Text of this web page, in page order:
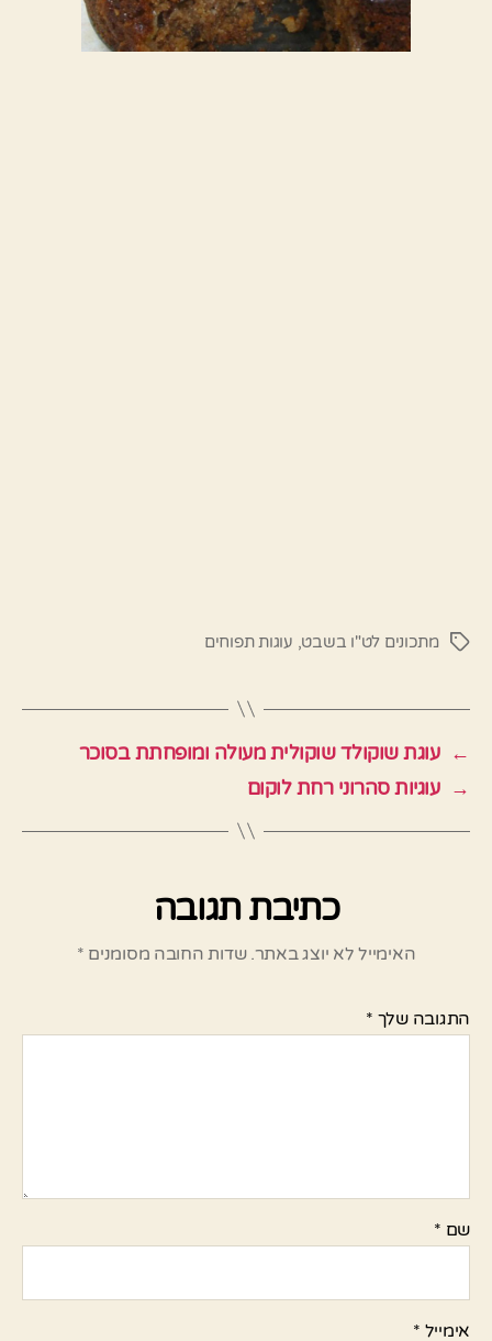
תגיותמתכונים לט"ו בשבט, עוגות תפוחים
← עוגת שוקולד שוקולית מעולה ומופחתת בסוכר
→ עוגיות סהרוני רחת לוקום
כתיבת תגובה
האימייל לא יוצג באתר. שדות החובה מסומנים *
התגובה שלך *
שם *
אימייל *